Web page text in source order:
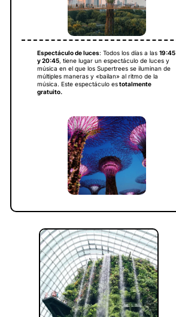
Espectáculo de luces: Todos los días a las 19:45
y 20:45, tiene lugar un espectáculo de luces y
música en el que los Supertrees se iluminan de
múltiples maneras y «bailan» al ritmo de la
música. Este espectáculo estotalmente
gratuito.